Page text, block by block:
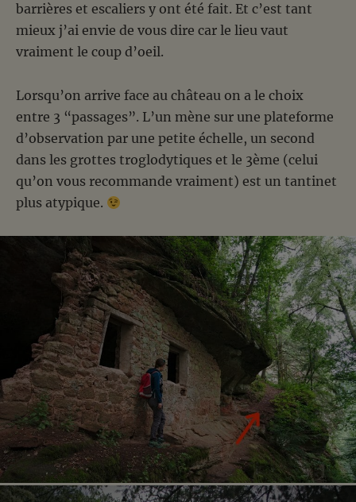
barrières et escaliers y ont été fait. Et c’est tant
mieux j’ai envie de vous dire car le lieu vaut
vraiment le coup d’oeil.
Lorsqu’on arrive face au château on a le choix
entre 3 “passages”. L’un mène sur une plateforme
d’observation par une petite échelle, un second
dans les grottes troglodytiques et le 3ème (celui
qu’on vous recommande vraiment) est un tantinet
plus atypique.